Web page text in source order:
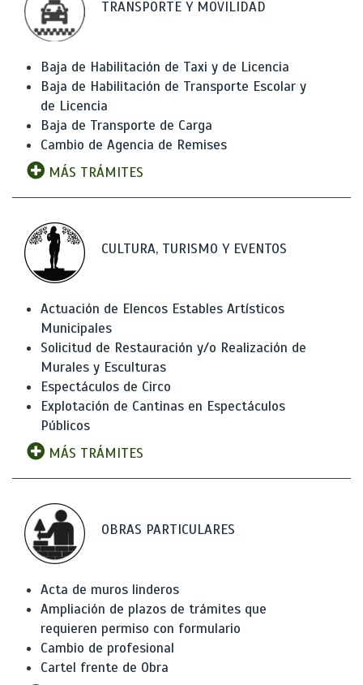
TRANSPORTE Y MOVILIDAD
Baja de Habilitación de Taxi y de Licencia
Baja de Habilitación de Transporte Escolar y
de Licencia
Baja de Transporte de Carga
Cambio de Agencia de Remises
MÁS TRÁMITES
CULTURA, TURISMO Y EVENTOS
Actuación de Elencos Estables Artísticos
Municipales
Solicitud de Restauración y/o Realización de
Murales y Esculturas
Espectáculos de Circo
Explotación de Cantinas en Espectáculos
Públicos
MÁS TRÁMITES
OBRAS PARTICULARES
Acta de muros linderos
Ampliación de plazos de trámites que
requieren permiso con formulario
Cambio de profesional
Cartel frente de Obra